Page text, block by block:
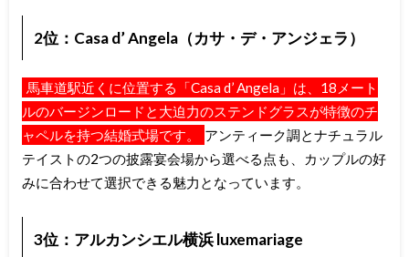
2位：Casa d’ Angela（カサ・デ・アンジェラ）
馬車道駅近くに位置する「Casa d’ Angela」は、18メート
ルのバージンロードと大迫力のステンドグラスが特徴のチ
ャペルを持つ結婚式場です。
アンティーク調とナチュラル
テイストの2つの披露宴会場から選べる点も、カップルの好
みに合わせて選択できる魅力となっています。
3位：アルカンシエル横浜 luxemariage